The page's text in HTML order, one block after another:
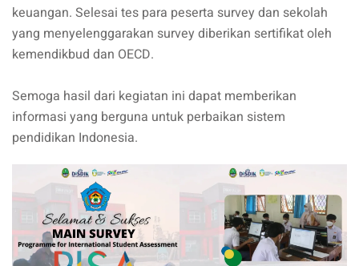
keuangan. Selesai tes para peserta survey dan sekolah
yang menyelenggarakan survey diberikan sertifikat oleh
kemendikbud dan OECD.
Semoga hasil dari kegiatan ini dapat memberikan
informasi yang berguna untuk perbaikan sistem
pendidikan Indonesia.